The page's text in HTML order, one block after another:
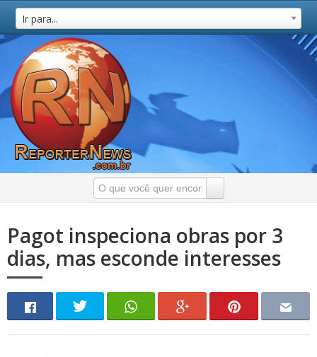
Ir para...
Pagot inspeciona obras por 3
dias, mas esconde interesses